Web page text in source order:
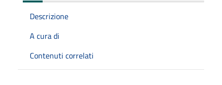
Descrizione
A cura di
Contenuti correlati